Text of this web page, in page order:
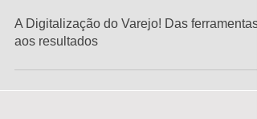
A Digitalização do Varejo! Das ferramentas
aos resultados